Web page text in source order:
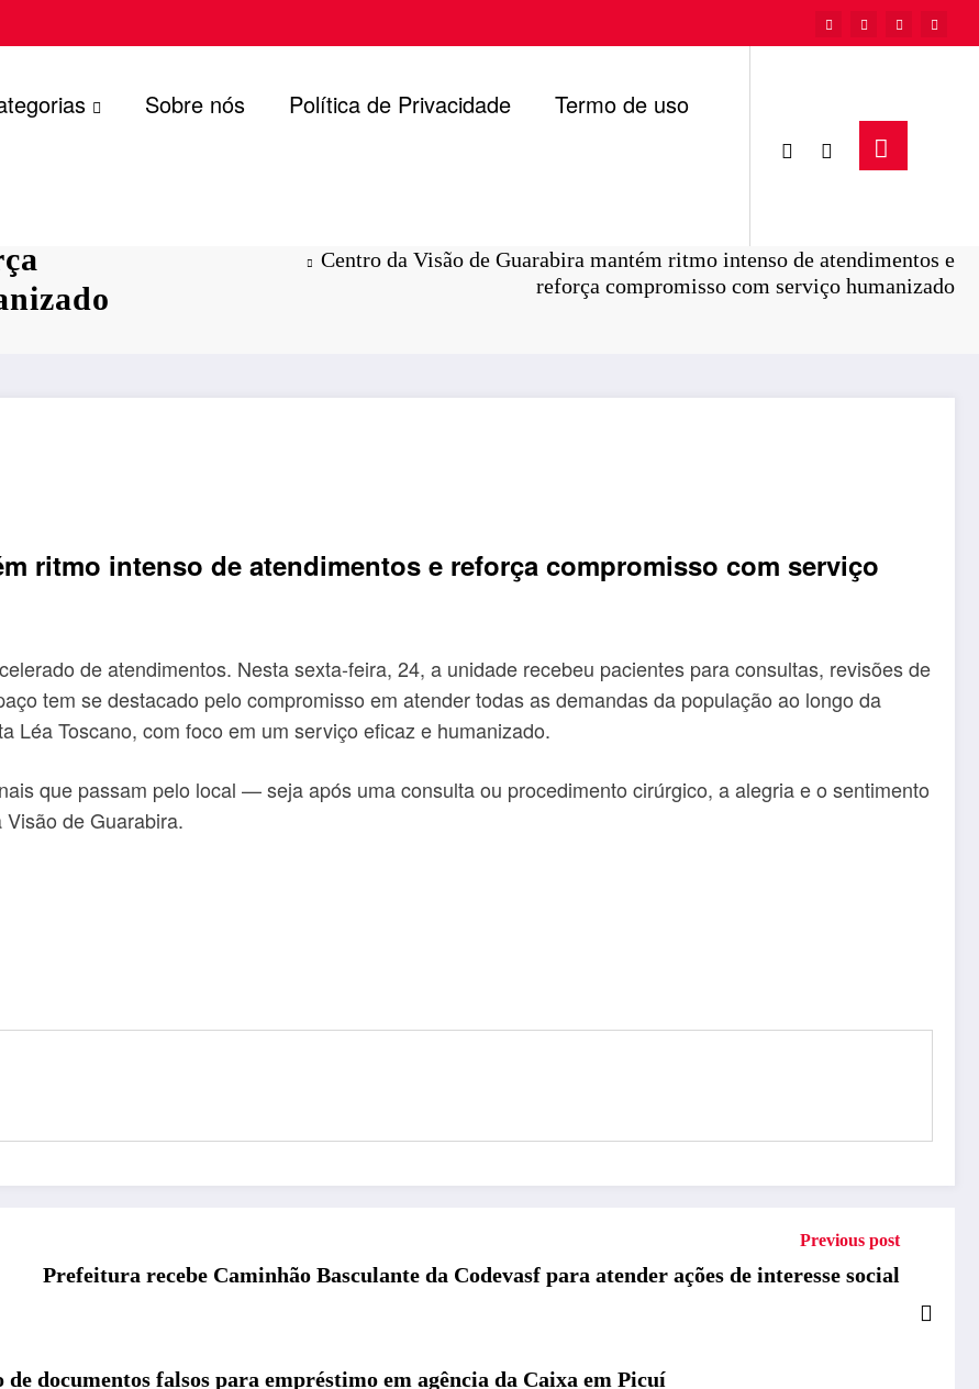
Sobre nós Política de Privacidade Termo de uso
Centro da Visão de Guarabira mantém ritmo intenso de atendimentos e
reforça compromisso com serviço humanizado
ritmo intenso de atendimentos e reforça compromisso com serviço
de atendimentos. Nesta sexta-feira, 24, a unidade recebeu pacientes para consultas, revisões de
tem se destacado pelo compromisso em atender todas as demandas da população ao longo da
Léa Toscano, com foco em um serviço eficaz e humanizado.
que passam pelo local — seja após uma consulta ou procedimento cirúrgico, a alegria e o sentimento
de Guarabira.
Previous post
Prefeitura recebe Caminhão Basculante da Codevasf para atender ações de interesse social
documentos falsos para empréstimo em agência da Caixa em Picuí